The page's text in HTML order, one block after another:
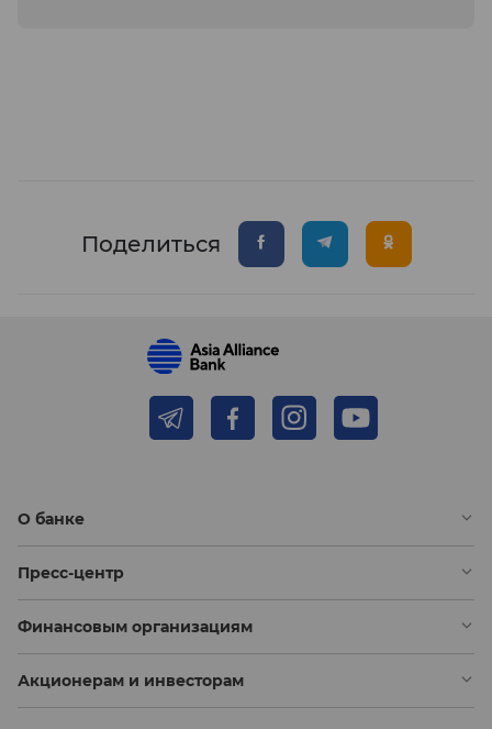
Поделиться
О банке
Пресс-центр
Финансовым организациям
Акционерам и инвесторам